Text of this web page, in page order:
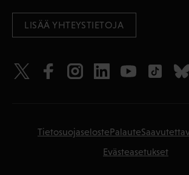
LISÄÄ YHTEYSTIETOJA
TietosuojaselostePalaute
Evästeasetukset